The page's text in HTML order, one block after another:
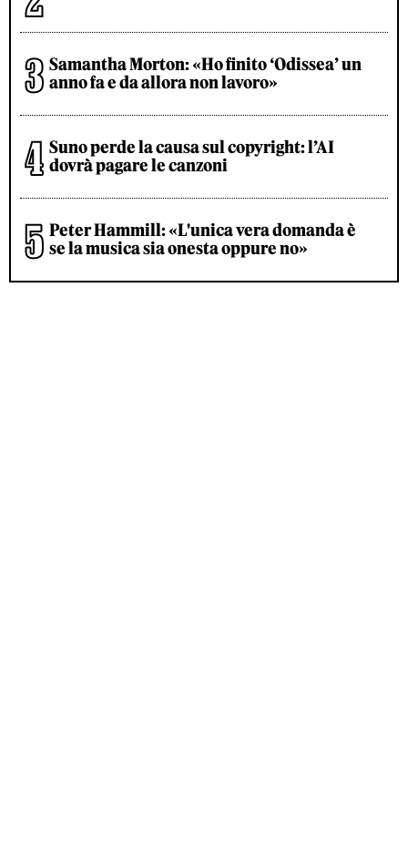
Samantha Morton: «Ho finito ‘Odissea’ un
anno fa e da allora non lavoro»
Suno perde la causa sul copyright: l’AI
dovrà pagare le canzoni
Peter Hammill: «L'unica vera domanda è
se la musica sia onesta oppure no»